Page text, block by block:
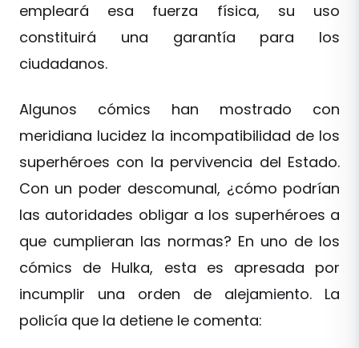
empleará esa fuerza física, su uso
constituirá una garantía para los
ciudadanos.
Algunos cómics han mostrado con
meridiana lucidez la incompatibilidad de los
superhéroes con la pervivencia del Estado.
Con un poder descomunal, ¿cómo podrían
las autoridades obligar a los superhéroes a
que cumplieran las normas? En uno de los
cómics de Hulka, esta es apresada por
incumplir una orden de alejamiento. La
policía que la detiene le comenta: